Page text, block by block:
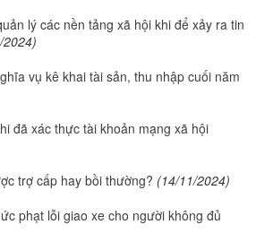
lý các nền tảng xã hội khi để xảy ra tin
2024)
vụ kê khai tài sản, thu nhập cuối năm
đã xác thực tài khoản mạng xã hội
trợ cấp hay bồi thường? (14/11/2024)
phạt lỗi giao xe cho người không đủ